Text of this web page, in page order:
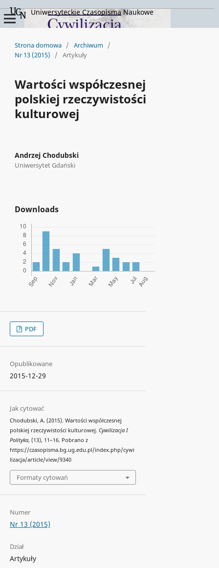
Uniwersyteckie Czasopisma Naukowe
Strona domowa / Archiwum /
Nr 13 (2015)
/ Artykuły
Wartości współczesnej
polskiej rzeczywistości
kulturowej
Andrzej Chodubski
Uniwersytet Gdański
Downloads
PDF
Opublikowane
2015-12-29
Jak cytować
Chodubski, A. (2015). Wartości współczesnej
polskiej rzeczywistości kulturowej. Cywilizacja I
Polityka, (13), 11–16. Pobrano z
https://czasopisma.bg.ug.edu.pl/index.php/cywi
lizacja/article/view/9340
Formaty cytowań
Numer
Nr 13 (2015)
Dział
Artykuły